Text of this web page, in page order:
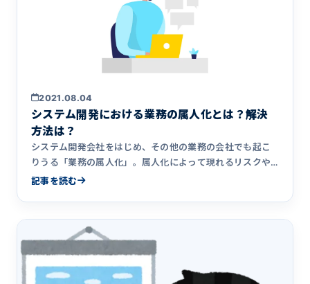
2021.08.04
システム開発における業務の属人化とは？解決
方法は？
システム開発会社をはじめ、その他の業務の会社でも起こ
りうる「業務の属人化」。属人化によって現れるリスクや
原因、解決方法について解説します。また、属人化の解決
記事を読む